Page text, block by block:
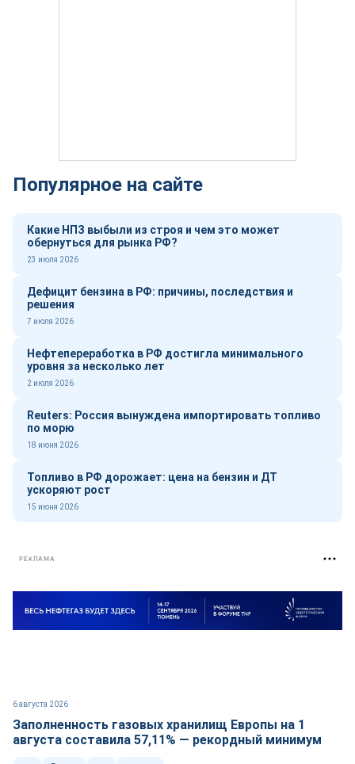
Популярное на сайте
Какие НПЗ выбыли из строя и чем это может
обернуться для рынка РФ?
23 июля 2026
Дефицит бензина в РФ: причины, последствия и
решения
7 июля 2026
Нефтепереработка в РФ достигла минимального
уровня за несколько лет
2 июля 2026
Reuters: Россия вынуждена импортировать топливо
по морю
18 июня 2026
Топливо в РФ дорожает: цена на бензин и ДТ
ускоряют рост
15 июня 2026
РЕКЛАМА
6 августа 2026
Заполненность газовых хранилищ Европы на 1
августа составила 57,11% — рекордный минимум